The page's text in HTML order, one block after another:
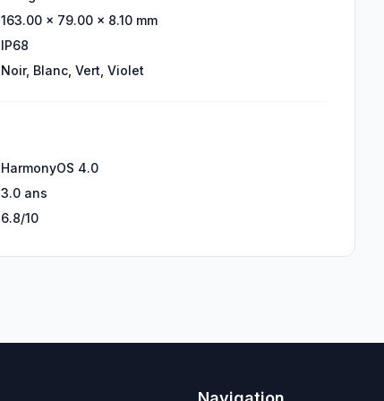
163.00 × 79.00 × 8.10 mm
IP68
Noir, Blanc, Vert, Violet
HarmonyOS 4.0
3.0 ans
6.8/10